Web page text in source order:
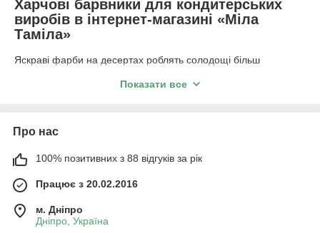
Харчові барвники для кондитерських
виробів в інтернет-магазині «Міла
Таміла»
Яскраві фарби на десертах роблять солодощі більш
насолодитися десертом. У сучасному кулінарному мистецтві
надають харчові барвники для кондитерських виробів.
синтетичного походження. Завдяки природному походженню
здоров'я людини, але палітра кольорів цих барвників
натуральним фарбам виступають барвники синтетичного
походження, яка при цьому палітра кольорів таких продуктів
Показати все
Про нас
100% позитивних з 88 відгуків за рік
Працює з 20.02.2016
м. Дніпро
Дніпро, Україна